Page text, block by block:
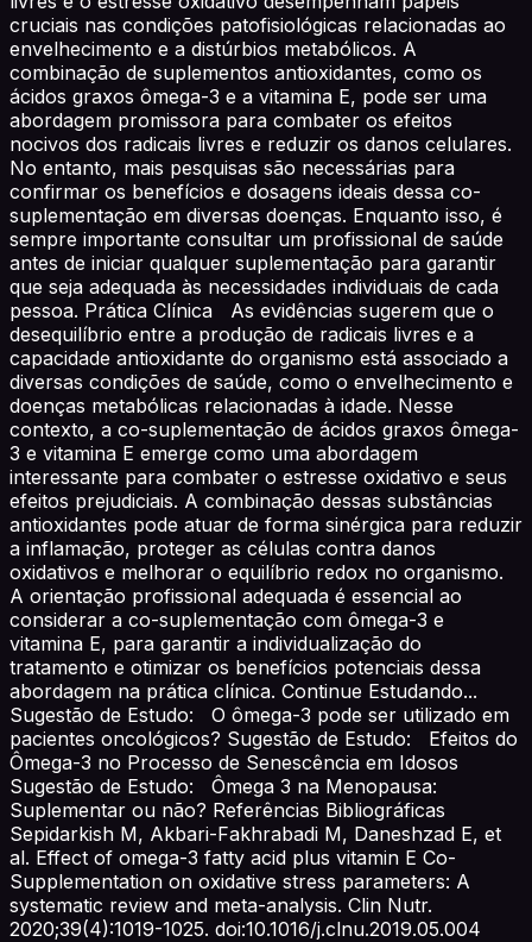
cruciais nas condições patofisiológicas relacionadas ao
envelhecimento e a distúrbios metabólicos. A
combinação de suplementos antioxidantes, como os
ácidos graxos ômega-3 e a vitamina E, pode ser uma
abordagem promissora para combater os efeitos
nocivos dos radicais livres e reduzir os danos celulares.
No entanto, mais pesquisas são necessárias para
confirmar os benefícios e dosagens ideais dessa co-
suplementação em diversas doenças. Enquanto isso, é
sempre importante consultar um profissional de saúde
antes de iniciar qualquer suplementação para garantir
que seja adequada às necessidades individuais de cada
pessoa. Prática Clínica As evidências sugerem que o
desequilíbrio entre a produção de radicais livres e a
capacidade antioxidante do organismo está associado a
diversas condições de saúde, como o envelhecimento e
doenças metabólicas relacionadas à idade. Nesse
contexto, a co-suplementação de ácidos graxos ômega-
3 e vitamina E emerge como uma abordagem
interessante para combater o estresse oxidativo e seus
efeitos prejudiciais. A combinação dessas substâncias
antioxidantes pode atuar de forma sinérgica para reduzir
a inflamação, proteger as células contra danos
oxidativos e melhorar o equilíbrio redox no organismo.
A orientação profissional adequada é essencial ao
considerar a co-suplementação com ômega-3 e
vitamina E, para garantir a individualização do
tratamento e otimizar os benefícios potenciais dessa
abordagem na prática clínica. Continue Estudando...
Sugestão de Estudo: O ômega-3 pode ser utilizado em
pacientes oncológicos? Sugestão de Estudo: Efeitos do
Ômega-3 no Processo de Senescência em Idosos
Sugestão de Estudo: Ômega 3 na Menopausa:
Suplementar ou não? Referências Bibliográficas
Sepidarkish M, Akbari-Fakhrabadi M, Daneshzad E, et
al. Effect of omega-3 fatty acid plus vitamin E Co-
Supplementation on oxidative stress parameters: A
systematic review and meta-analysis. Clin Nutr.
2020;39(4):1019-1025. doi:10.1016/j.clnu.2019.05.004